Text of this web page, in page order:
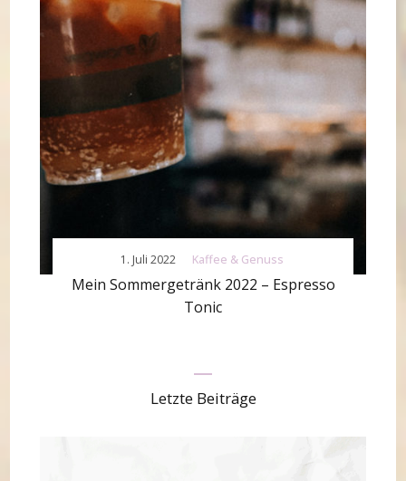
Kaffee & Genuss
Mein Sommergetränk 2022 – Espresso
Tonic
1. Juli 2022
Letzte Beiträge